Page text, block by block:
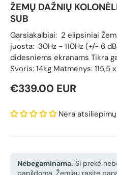
ŽEMŲ DAŽNIŲ
SUB
Garsiakalbiai: 2 elipsiniai
juosta: 30Hz - 110Hz (+/- 6
didesniems ekranams Tikra
Svoris: 14kg Matmenys: 115,5
Reguliari kaina
€339.00 EUR
Nėra atsiliepimų
Nebegaminama. Ši prekė
papildoma. Žemiau rasite